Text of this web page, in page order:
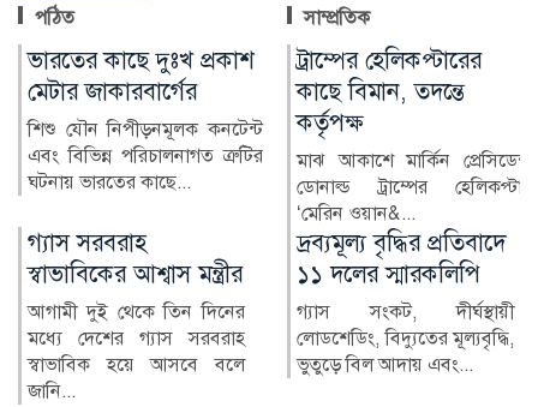
পঠিত সাম্প্রতিক
ভারতের কাছে দুঃখ প্রকাশ
মেটার জাকারবার্গের
শিশু যৌন নিপীড়নমূলক কনটেন্ট
এবং বিভিন্ন পরিচালনাগত ত্রুটির
ঘটনায় ভারতের কাছে...
ট্রাম্পের হেলিকপ্টারের
কাছে বিমান, তদন্তে
কর্তৃপক্ষ
মাঝ আকাশে মার্কিন প্রেসিডেন্ট
ডোনাল্ড ট্রাম্পের হেলিকপ্টার
‘মেরিন ওয়ান&...
গ্যাস সরবরাহ
স্বাভাবিকের আশ্বাস মন্ত্রীর
আগামী দুই থেকে তিন দিনের
মধ্যে দেশের গ্যাস সরবরাহ
স্বাভাবিক হয়ে আসবে বলে
জানি...
দ্রব্যমূল্য বৃদ্ধির প্রতিবাদে
১১ দলের স্মারকলিপি
গ্যাস সংকট, দীর্ঘস্থায়ী
লোডশেডিং, বিদ্যুতের মূল্যবৃদ্ধি,
ভুতুড়ে বিল আদায় এবং...